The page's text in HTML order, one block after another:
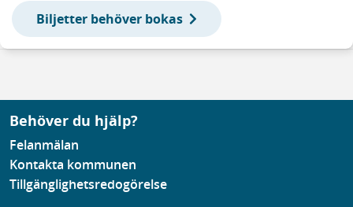
Biljetter behöver bokas
Behöver du hjälp?
Felanmälan
Kontakta kommunen
Tillgänglighetsredogörelse